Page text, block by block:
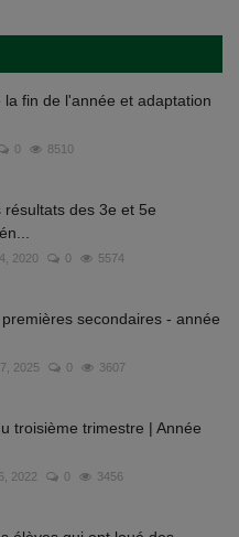
la fin de l'année et adaptation
0 8510
résultats des 3e et 5e
2020 0 5574
secondaires - année
2025 0 3607
troisième trimestre | Année
2022 0 3456